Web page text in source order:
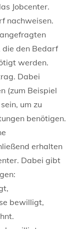
Jobcenter.
nachweisen.
den Bedarf
werden.
Dabei
(zum Beispiel
um zu
benötigen.
erhalten
Dabei gibt
bewilligt,